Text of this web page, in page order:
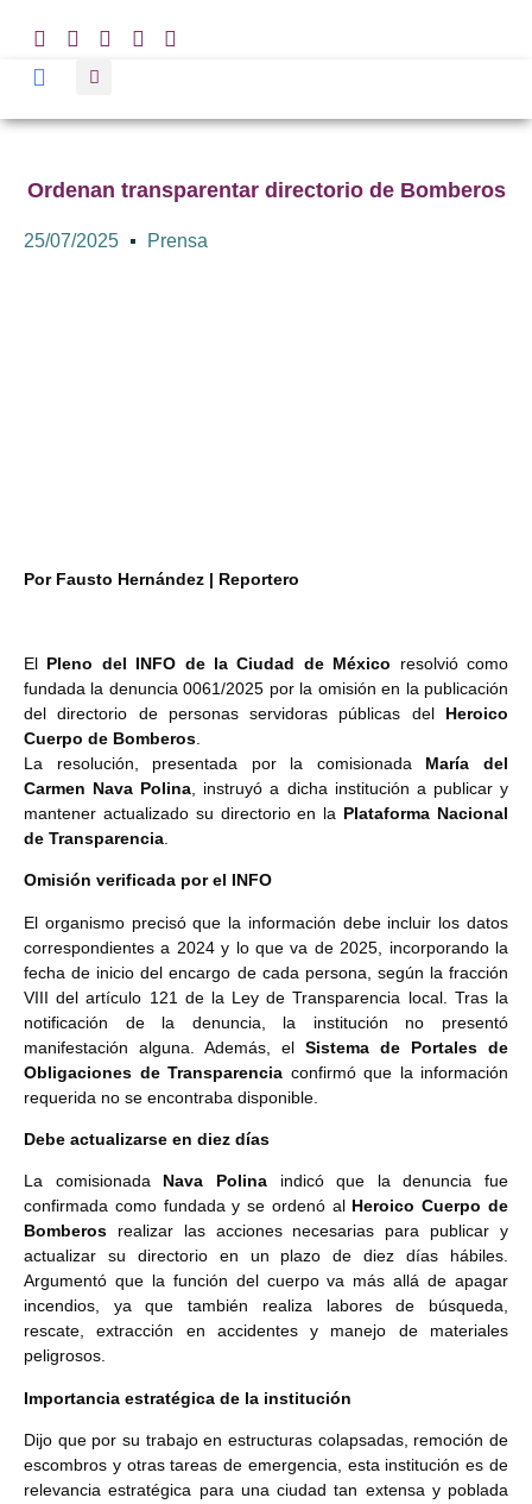
Ordenan transparentar directorio de Bomberos
25/07/2025 Prensa
Por Fausto Hernández | Reportero
El Pleno del INFO de la Ciudad de México resolvió como
fundada la denuncia 0061/2025 por la omisión en la publicación
del directorio de personas servidoras públicas del Heroico
Cuerpo de Bomberos
La resolución, presentada por la comisionada María del
Carmen Nava Polina , instruyó a dicha institución a publicar y
mantener actualizado su directorio en la Plataforma Nacional
de Transparencia
Omisión verificada por el INFO
El organismo precisó que la información debe incluir los datos
correspondientes a 2024 y lo que va de 2025, incorporando la
fecha de inicio del encargo de cada persona, según la fracción
VIII del artículo 121 de la Ley de Transparencia local. Tras la
notificación de la denuncia, la institución no presentó
manifestación alguna. Además, el Sistema de Portales de
Obligaciones de Transparencia confirmó que la información
requerida no se encontraba disponible.
Debe actualizarse en diez días
La comisionada Nava Polinaindicó que la denuncia fue
confirmada como fundada y se ordenó al Heroico Cuerpo de
Bomberos realizar las acciones necesarias para publicar y
actualizar su directorio en un plazo de diez días hábiles.
Argumentó que la función del cuerpo va más allá de apagar
incendios, ya que también realiza labores de búsqueda,
rescate, extracción en accidentes y manejo de materiales
peligrosos.
Importancia estratégica de la institución
Dijo que por su trabajo en estructuras colapsadas, remoción de
escombros y otras tareas de emergencia, esta institución es de
relevancia estratégica para una ciudad tan extensa y poblada